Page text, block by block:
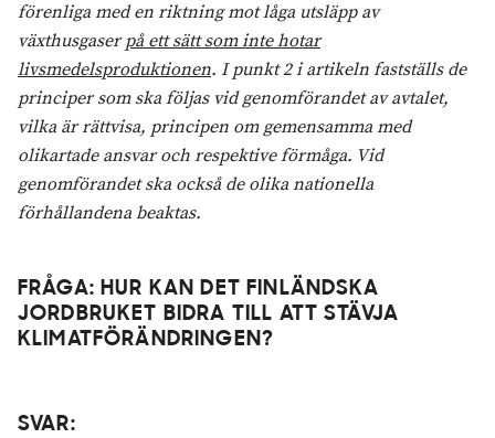
förenliga med en riktning mot låga utsläpp av
växthusgaserpå ett sätt som inte hotar
livsmedelsproduktionen. I punkt 2 i artikeln fastställs de
principer som ska följas vid genomförandet av avtalet,
vilka är rättvisa, principen om gemensamma med
olikartade ansvar och respektive förmåga. Vid
genomförandet ska också de olika nationella
förhållandena beaktas.
FRÅGA: HUR KAN DET FINLÄNDSKA
JORDBRUKET BIDRA TILL ATT STÄVJA
KLIMATFÖRÄNDRINGEN?
SVAR: